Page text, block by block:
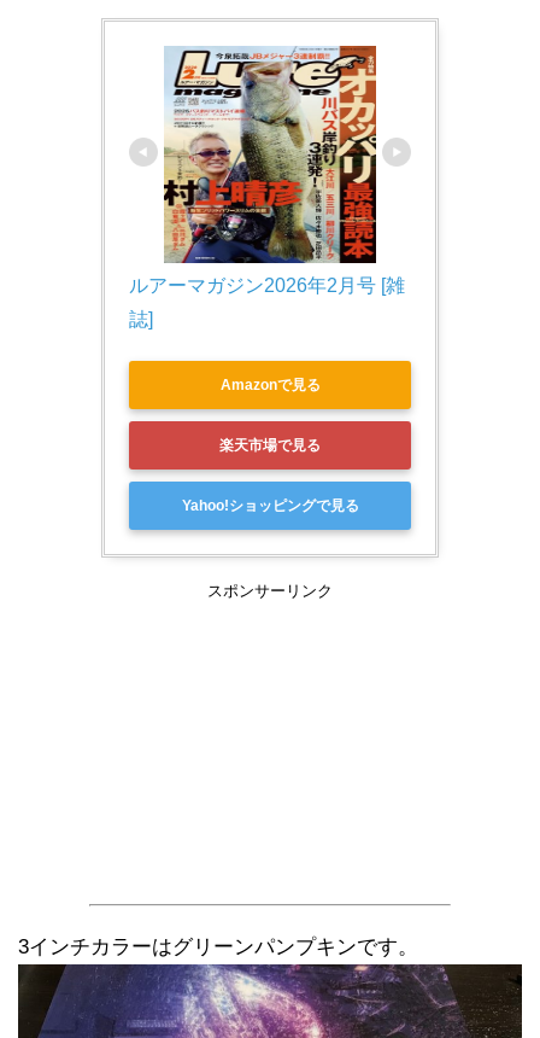
ルアーマガジン2026年2月号 [雑
誌]
Amazonで見る
楽天市場で見る
Yahoo!ショッピングで見る
スポンサーリンク
3インチカラーはグリーンパンプキンです。